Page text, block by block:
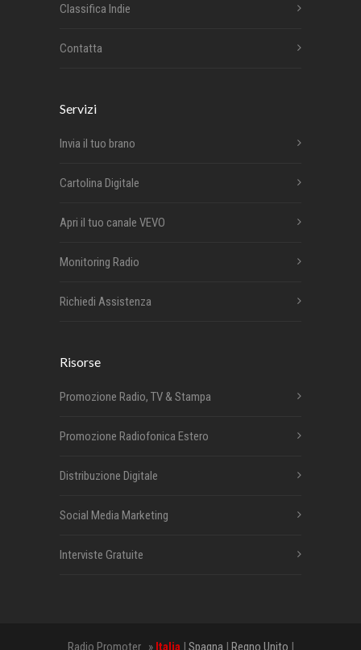
Classifica Indie
Contatta
Servizi
Invia il tuo brano
Cartolina Digitale
Apri il tuo canale VEVO
Monitoring Radio
Richiedi Assistenza
Risorse
Promozione Radio, TV & Stampa
Promozione Radiofonica Estero
Distribuzione Digitale
Social Media Marketing
Interviste Gratuite
Radio Promoter » Italia | Spagna | Regno Unito |